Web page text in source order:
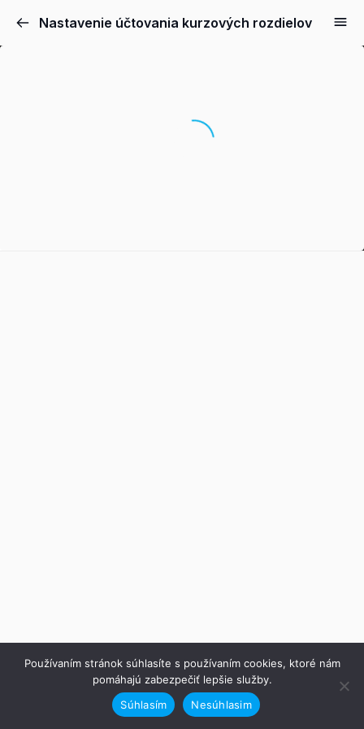
Nastavenie účtovania kurzových rozdielov
Používaním stránok súhlasíte s používaním cookies, ktoré nám
pomáhajú zabezpečiť lepšie služby.
Súhlasím
Nesúhlasim